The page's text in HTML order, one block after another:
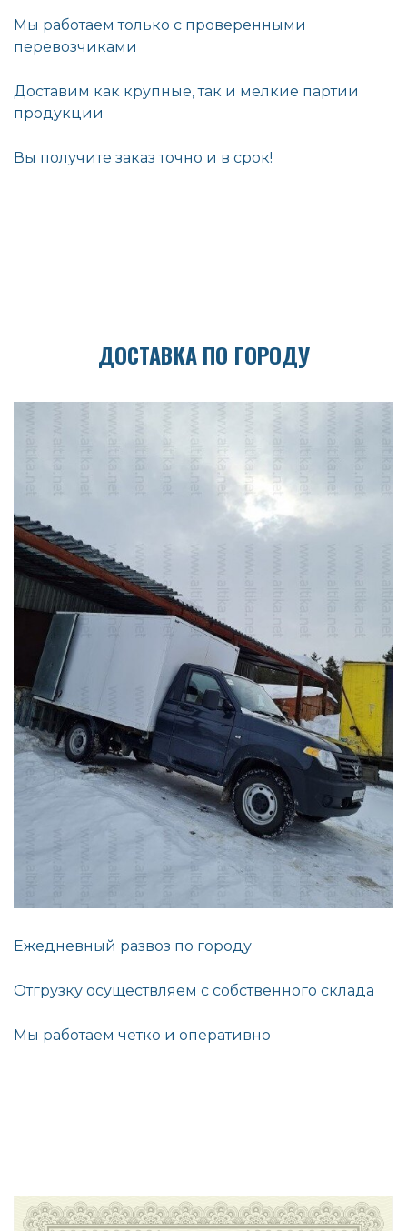
Мы работаем только с проверенными
перевозчиками
Доставим как крупные, так и мелкие партии
продукции
Вы получите заказ точно и в срок!
ДОСТАВКА ПО ГОРОДУ
Ежедневный развоз по городу
Отгрузку осуществляем с собственного склада
Мы работаем четко и оперативно